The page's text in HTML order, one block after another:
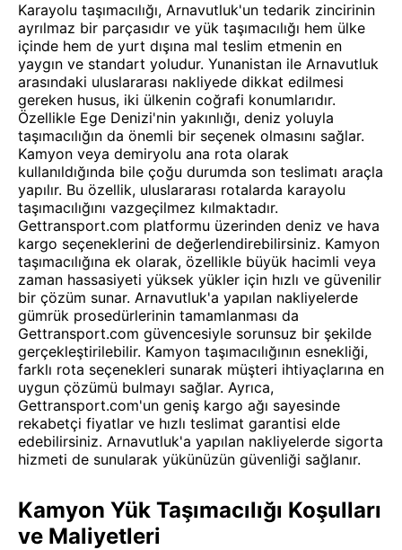
Karayolu taşımacılığı, Arnavutluk'un tedarik zincirinin
ayrılmaz bir parçasıdır ve yük taşımacılığı hem ülke
içinde hem de yurt dışına mal teslim etmenin en
yaygın ve standart yoludur. Yunanistan ile Arnavutluk
arasındaki uluslararası nakliyede dikkat edilmesi
gereken husus, iki ülkenin coğrafi konumlarıdır.
Özellikle Ege Denizi'nin yakınlığı, deniz yoluyla
taşımacılığın da önemli bir seçenek olmasını sağlar.
Kamyon veya demiryolu ana rota olarak
kullanıldığında bile çoğu durumda son teslimatı araçla
yapılır. Bu özellik, uluslararası rotalarda karayolu
taşımacılığını vazgeçilmez kılmaktadır.
Gettransport.com platformu üzerinden deniz ve hava
kargo seçeneklerini de değerlendirebilirsiniz. Kamyon
taşımacılığına ek olarak, özellikle büyük hacimli veya
zaman hassasiyeti yüksek yükler için hızlı ve güvenilir
bir çözüm sunar. Arnavutluk'a yapılan nakliyelerde
gümrük prosedürlerinin tamamlanması da
Gettransport.com güvencesiyle sorunsuz bir şekilde
gerçekleştirilebilir. Kamyon taşımacılığının esnekliği,
farklı rota seçenekleri sunarak müşteri ihtiyaçlarına en
uygun çözümü bulmayı sağlar. Ayrıca,
Gettransport.com'un geniş kargo ağı sayesinde
rekabetçi fiyatlar ve hızlı teslimat garantisi elde
edebilirsiniz. Arnavutluk'a yapılan nakliyelerde sigorta
hizmeti de sunularak yükünüzün güvenliği sağlanır.
Kamyon Yük Taşımacılığı Koşulları
ve Maliyetleri